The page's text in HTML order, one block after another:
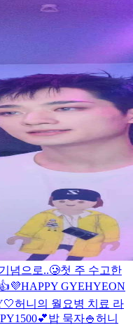
념으로..🥲첫 주 수고한
💜HAPPY GYEHYEON
허니의 월요병 치료 라
밥 묵자🍚허니